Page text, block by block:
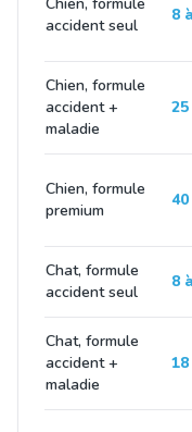
accident seul
8
Chien, formule
accident +
maladie
Chien, formule
premium
Chat, formule
accident seul
8
Chat, formule
accident +
maladie